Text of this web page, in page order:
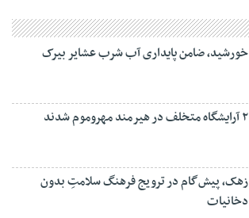
خورشید، ضامن پایداری آب شرب عشایر بیرک
۲ آرایشگاه متخلف در هیرمند مهروموم شدند
زهک، پیش‌گام در ترویج فرهنگ سلامتِ بدون
دخانیات